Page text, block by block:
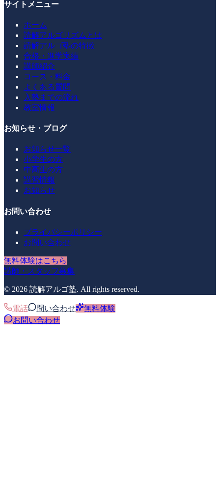
サイトメニュー
ホーム
読解アルゴリズムとは
読解アルゴ塾の特徴
合格・進学実績
講師紹介
コース・料金
よくある質問
入塾までの流れ
教室情報
お知らせ・ブログ
お知らせ一覧
小学生の方
中高生の方
講習情報
お知らせ
お問い合わせ
プライバシーポリシー
お問い合わせ
無料体験はこちら
講師・スタッフ募集
© 2026 読解アルゴ塾. All rights reserved.
電話 問い合わせ
無料体験
お問い合わせ